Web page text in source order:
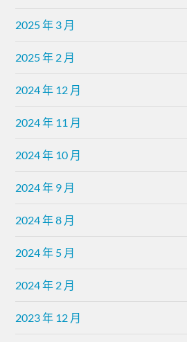
2025 年 3 月
2025 年 2 月
2024 年 12 月
2024 年 11 月
2024 年 10 月
2024 年 9 月
2024 年 8 月
2024 年 5 月
2024 年 2 月
2023 年 12 月